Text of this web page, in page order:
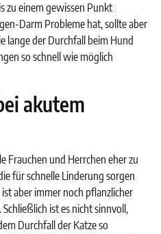
zu einem gewissen Punkt
Darm Probleme hat, sollte aber
lange der Durchfall beim Hund
so schnell wie möglich
akutem
Frauchen und Herrchen eher zu
für schnelle Linderung sorgen
aber immer noch pflanzlicher
ist es nicht sinnvoll,
Durchfall der Katze so